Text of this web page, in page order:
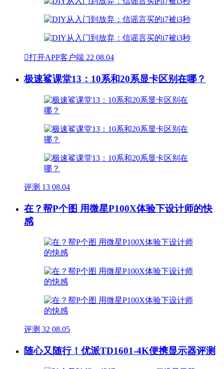
打开APP客户端 22 08.04
极速鲨课堂13：10系和20系显卡区别在哪？
评测 13 08.04
在？帮P个图 用微星P100X体验下设计师的快
感
评测 32 08.05
随心又随行！优派TD1601-4K便携显示器评测